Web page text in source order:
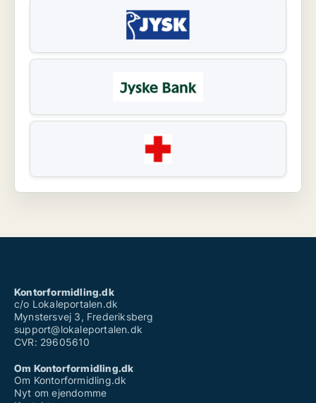
Kontorformidling.dk
c/o Lokaleportalen.dk
Mynstersvej 3, Frederiksberg
support@lokaleportalen.dk
CVR: 29605610
Om Kontorformidling.dk
Om Kontorformidling.dk
Nyt om ejendomme